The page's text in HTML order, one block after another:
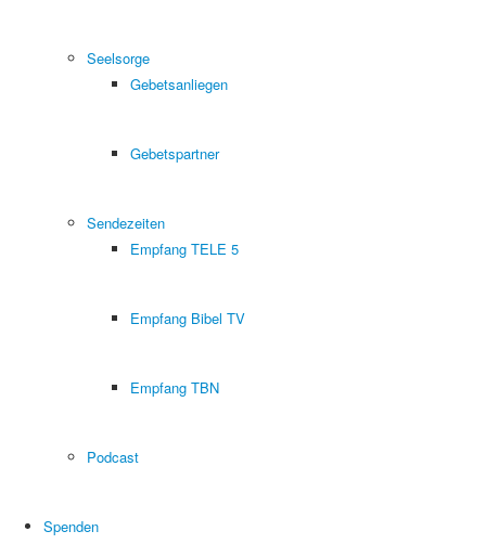
Seelsorge
Gebetsanliegen
Gebetspartner
Sendezeiten
Empfang TELE 5
Empfang Bibel TV
Empfang TBN
Podcast
Spenden